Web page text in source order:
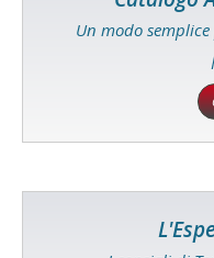
Un modo